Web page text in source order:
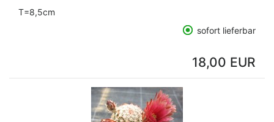
T=8,5cm
sofort lieferbar
18,00 EUR